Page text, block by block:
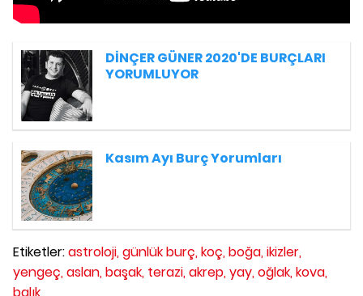
DİNÇER GÜNER 2020'DE BURÇLARI
YORUMLUYOR
Kasım Ayı Burç Yorumları
Etiketler:astroloji,günlük burç,koç,boğa,ikizler,
yengeç,aslan,başak, terazi,akrep,yay,oğlak,kova,